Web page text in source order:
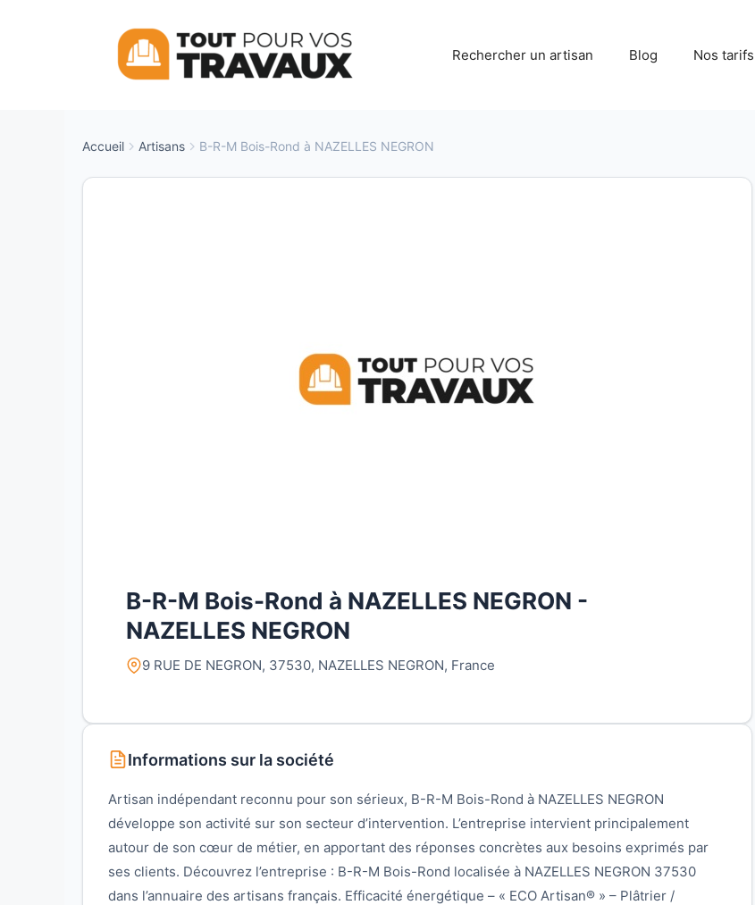
Rechercher un artisan Blog Nos tarifs
Accueil Artisans B-R-M Bois-Rond à NAZELLES NEGRON
B-R-M Bois-Rond à NAZELLES NEGRON -
NAZELLES NEGRON
9 RUE DE NEGRON, 37530, NAZELLES NEGRON, France
Informations sur la société
Artisan indépendant reconnu pour son sérieux, B-R-M Bois-Rond à NAZELLES NEGRON
développe son activité sur son secteur d’intervention. L’entreprise intervient principalement
autour de son cœur de métier, en apportant des réponses concrètes aux besoins exprimés par
ses clients. Découvrez l’entreprise : B-R-M Bois-Rond localisée à NAZELLES NEGRON 37530
dans l’annuaire des artisans français. Efficacité énergétique – « ECO Artisan® » – Plâtrier /